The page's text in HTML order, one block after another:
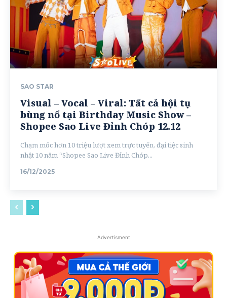
SAO STAR
Visual – Vocal – Viral: Tất cả hội tụ
bùng nổ tại Birthday Music Show –
Shopee Sao Live Đỉnh Chóp 12.12
Chạm mốc hơn 10 triệu lượt xem trực tuyến, đại tiệc sinh
nhật 10 năm “Shopee Sao Live Đỉnh Chóp...
16/12/2025
Advertisment